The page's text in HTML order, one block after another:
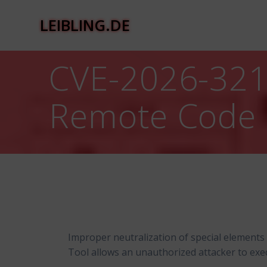
LEIBLING.DE
CVE-2026-
Remote
Improper neutralization of special elements
Tool allows an unauthorized attacker to